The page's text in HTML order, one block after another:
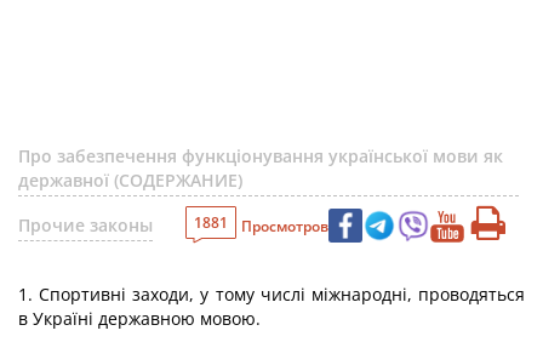
Про забезпечення функціонування української мови як
державної (СОДЕРЖАНИЕ)
Прочие законы
1881 Просмотров
1. Спортивні заходи, у тому числі міжнародні, проводяться
в Україні державною мовою.